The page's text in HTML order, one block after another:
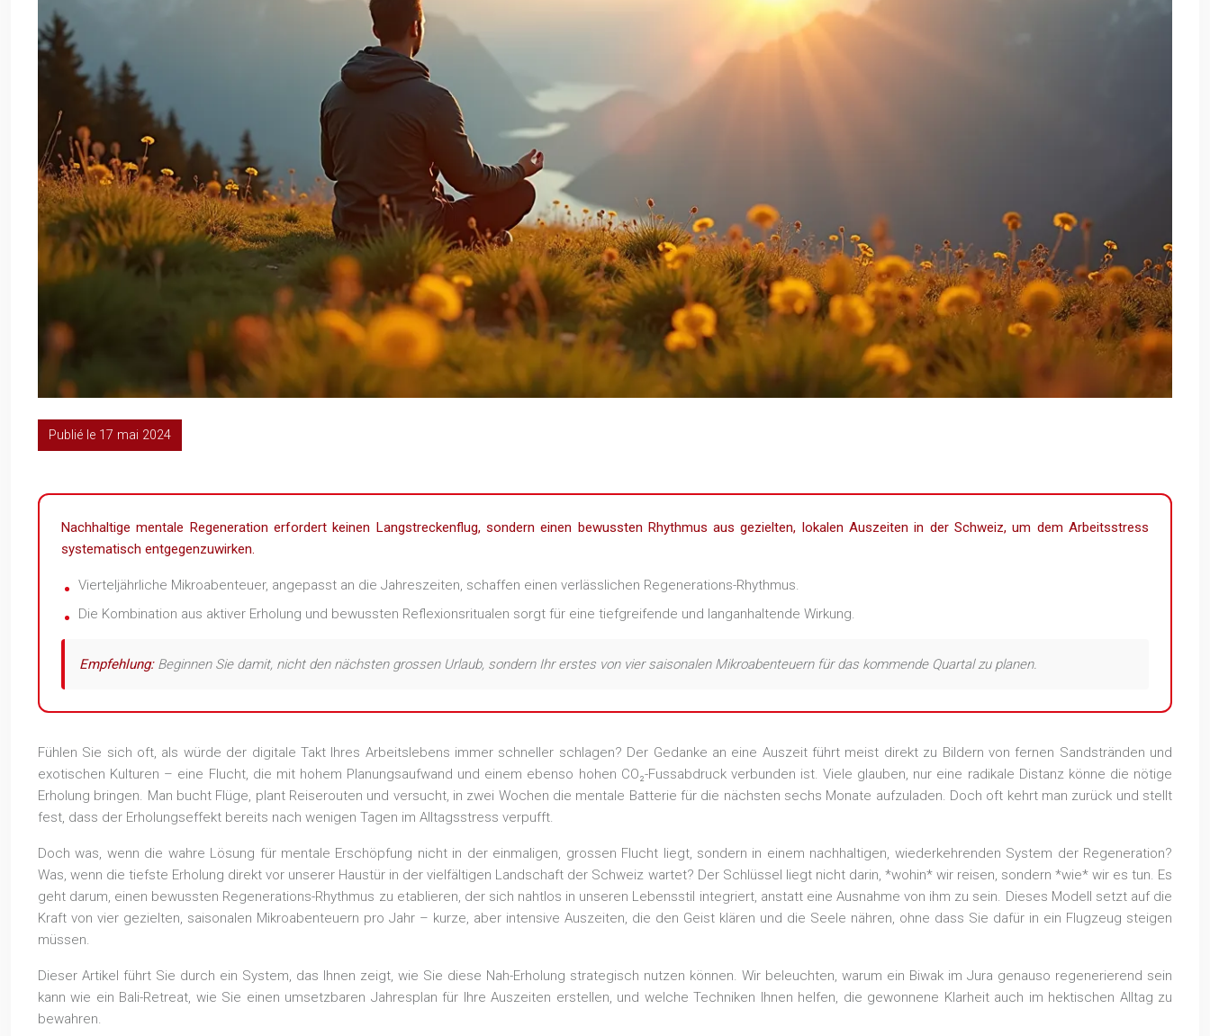
Publié le 17 mai 2024
Nachhaltige mentale Regeneration erfordert keinen Langstreckenflug, sondern einen bewussten Rhythmus aus gezielten, lokalen Auszeiten in der Schweiz, um dem Arbeitsstress
systematisch entgegenzuwirken.
Vierteljährliche Mikroabenteuer, angepasst an die Jahreszeiten, schaffen einen verlässlichen Regenerations-Rhythmus.
Die Kombination aus aktiver Erholung und bewussten Reflexionsritualen sorgt für eine tiefgreifende und langanhaltende Wirkung.
Empfehlung:Beginnen Sie damit, nicht den nächsten grossen Urlaub, sondern Ihr erstes von vier saisonalen Mikroabenteuern für das kommende Quartal zu planen.
Fühlen Sie sich oft, als würde der digitale Takt Ihres Arbeitslebens immer schneller schlagen? Der Gedanke an eine Auszeit führt meist direkt zu Bildern von fernen Sandstränden und
exotischen Kulturen – eine Flucht, die mit hohem Planungsaufwand und einem ebenso hohen CO₂-Fussabdruck verbunden ist. Viele glauben, nur eine radikale Distanz könne die nötige
Erholung bringen. Man bucht Flüge, plant Reiserouten und versucht, in zwei Wochen die mentale Batterie für die nächsten sechs Monate aufzuladen. Doch oft kehrt man zurück und stellt
fest, dass der Erholungseffekt bereits nach wenigen Tagen im Alltagsstress verpufft.
Doch was, wenn die wahre Lösung für mentale Erschöpfung nicht in der einmaligen, grossen Flucht liegt, sondern in einem nachhaltigen, wiederkehrenden System der Regeneration?
Was, wenn die tiefste Erholung direkt vor unserer Haustür in der vielfältigen Landschaft der Schweiz wartet? Der Schlüssel liegt nicht darin, *wohin* wir reisen, sondern *wie* wir es tun. Es
geht darum, einen bewussten Regenerations-Rhythmus zu etablieren, der sich nahtlos in unseren Lebensstil integriert, anstatt eine Ausnahme von ihm zu sein. Dieses Modell setzt auf die
Kraft von vier gezielten, saisonalen Mikroabenteuern pro Jahr – kurze, aber intensive Auszeiten, die den Geist klären und die Seele nähren, ohne dass Sie dafür in ein Flugzeug steigen
müssen.
Dieser Artikel führt Sie durch ein System, das Ihnen zeigt, wie Sie diese Nah-Erholung strategisch nutzen können. Wir beleuchten, warum ein Biwak im Jura genauso regenerierend sein
kann wie ein Bali-Retreat, wie Sie einen umsetzbaren Jahresplan für Ihre Auszeiten erstellen, und welche Techniken Ihnen helfen, die gewonnene Klarheit auch im hektischen Alltag zu
bewahren.